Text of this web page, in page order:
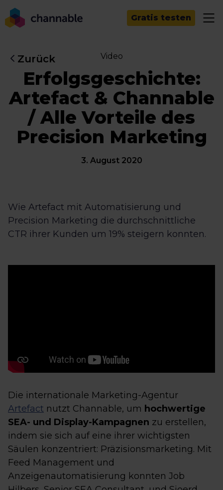
Gratis testen
Zurück Video
Erfolgsgeschichte:
Artefact & Channable
/ Alle Vorteile des
Precision Marketing
3. August 2020
Wie Artefact mit Automatisierung und
Precision Marketing die durchschnittliche
CTR ihrer Kunden um 19% steigern konnten.
Die internationale Marketing-Agentur
Artefact nutzt Channable, um hochwertige
SEA- und Display-Kampagnen zu erstellen,
indem sie sich auf eine ihrer wichtigsten
Säulen konzentriert: Präzisionsmarketing. Mit
Feed Management und
Anzeigenautomatisierung konnten Job